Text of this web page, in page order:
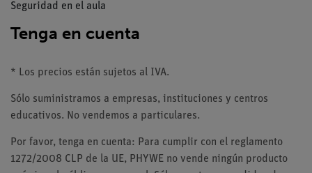
Seguridad en el aula
Tenga en cuenta
* Los precios están sujetos al IVA.
Sólo suministramos a empresas, instituciones y centros
educativos. No vendemos a particulares.
Por favor, tenga en cuenta: Para cumplir con el reglamento
1272/2008 CLP de la UE, PHYWE no vende ningún producto